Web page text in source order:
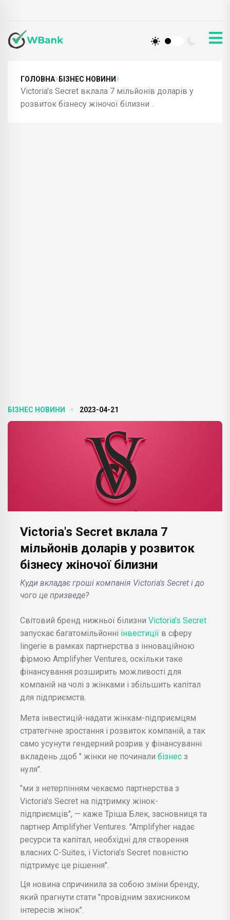
ГОЛОВНА БІЗНЕС НОВИНИ
Victoria's Secret вклала 7 мільйонів доларів у
розвиток бізнесу жіночої білизни .
БІЗНЕС НОВИНИ 2023-04-21
Victoria's Secret вклала 7
мільйонів доларів у розвиток
бізнесу жіночої білизни
Куди вкладає гроші компанія Victoria's Secret і до
чого це призведе?
Світовий бренд нижньої білизни Victoria's Secret
запускає багатомільйонні інвестиції в сферу
lingerie в рамках партнерства з інноваційною
фірмою Amplifyher Ventures, оскільки таке
фінансування розширить можливості для
компаній на чолі з жінками і збільшить капітал
для підприємств.
Мета інвестицій-надати жінкам-підприємцям
стратегічне зростання і розвиток компаній, а так
само усунути гендерний розрив у фінансуванні
вкладень ,щоб " жінки не починали бізнес з
нуля".
"ми з нетерпінням чекаємо партнерства з
Victoria's Secret на підтримку жінок-
підприємців", — каже Тріша Блек, засновниця та
партнер Amplifyher Ventures. "Amplifyher надає
ресурси та капітал, необхідні для створення
власних C-Suites, і Victoria's Secret повністю
підтримує це рішення".
Ця новина спричинила за собою зміни бренду,
який прагнути стати "провідним захисником
інтересів жінок".